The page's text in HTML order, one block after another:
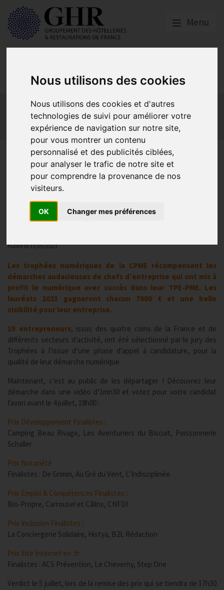
Nous utilisons des cookies
Nous utilisons des cookies et d'autres
technologies de suivi pour améliorer votre
expérience de navigation sur notre site,
pour vous montrer un contenu
personnalisé et des publicités ciblées,
pour analyser le trafic de notre site et
pour comprendre la provenance de nos
visiteurs.
OK Changer mes préférences
Menu
Actualités
Plateformes en ligne
Economie collaborative
Innovation et digitalisation
Mon Parc Num
Informatique Europe
Lancement du vote en ligne
pour les Trophées
numériques CPME
Publié le31/05/2023
Les trophées numériques de la CPME récompensent les
démarches audacieuses de chefs d’entreprise qui ont mis à
profit le numérique avec succès dans leur TPE-PME. Les
lauréats 2023 gagneront chacun 7000 € et une belle
visibilité pour leur entreprise.
15 entrepreneurs, issus des quatre coins de la France et de
différents secteurs d’activité, ont été sélectionné par le jury des
Trophées à l’issue d’une phase d’appel à candidature, pour la
qualité de leur démarche numérique.
Maintenant, c’est au public de les départager ! Découvrez leur
démarche dans une vidéo d’1mn30 et votez pour votre candidat
favori avant le 4 juillet, 18h00 :
Prix Développement Finalistes :
Camping Beau Rivage, Les Aventuriers du Biscuit, Poissonnerie
Schaller
Prix Notoriété
Finalistes : De Grimm, Au Gré du Vent, L’Indisciplinée
Prix Emploi & Compétences Finalistes :
Bio-Propre, Carrousel et Câlins, CNFDI
Prix Inclusion Finalistes :
La Conciergerie Solidaire, Histya, B2L Rédaction
Prix Site Internet en .fr
Finalistes : ACS Prévention, Le Cheverny, Step One
Verdict le 5 juillet, lors de la remise des prix qui se tiendra de 17h30